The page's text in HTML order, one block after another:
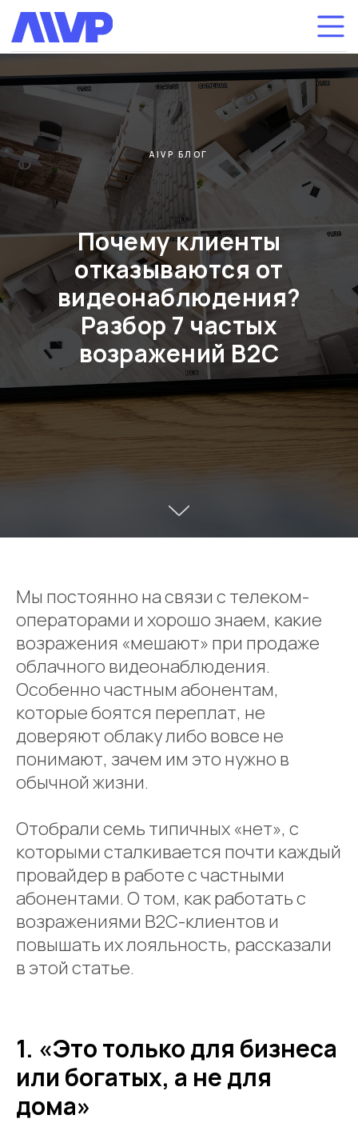
AIVP БЛОГ
Почему клиенты
отказываются от
видеонаблюдения?
Разбор 7 частых
возражений B2C
Мы постоянно на связи с телеком-
операторами и хорошо знаем, какие
возражения «мешают» при продаже
облачного видеонаблюдения.
Особенно частным абонентам,
которые боятся переплат, не
доверяют облаку либо вовсе не
понимают, зачем им это нужно в
обычной жизни.
Отобрали семь типичных «нет», с
которыми сталкивается почти каждый
провайдер в работе с частными
абонентами. О том, как работать с
возражениями B2C-клиентов и
повышать их лояльность, рассказали
в этой статье.
1. «Это только для бизнеса
или богатых, а не для
дома»